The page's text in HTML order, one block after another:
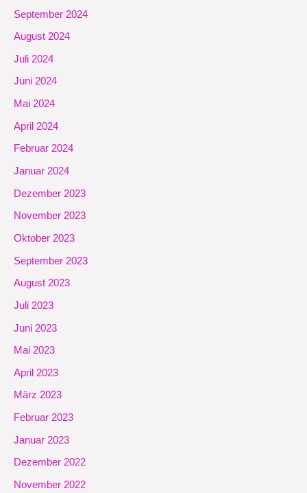
September 2024
August 2024
Juli 2024
Juni 2024
Mai 2024
April 2024
Februar 2024
Januar 2024
Dezember 2023
November 2023
Oktober 2023
September 2023
August 2023
Juli 2023
Juni 2023
Mai 2023
April 2023
März 2023
Februar 2023
Januar 2023
Dezember 2022
November 2022